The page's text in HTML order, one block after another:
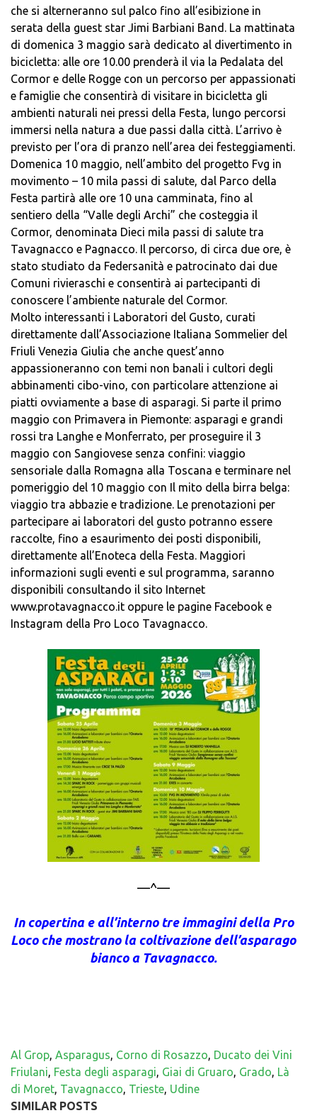
che si alterneranno sul palco fino all’esibizione in
serata della guest star Jimi Barbiani Band. La mattinata
di domenica 3 maggio sarà dedicato al divertimento in
bicicletta: alle ore 10.00 prenderà il via la Pedalata del
Cormor e delle Rogge con un percorso per appassionati
e famiglie che consentirà di visitare in bicicletta gli
ambienti naturali nei pressi della Festa, lungo percorsi
immersi nella natura a due passi dalla città. L’arrivo è
previsto per l’ora di pranzo nell’area dei festeggiamenti.
Domenica 10 maggio, nell’ambito del progetto Fvg in
movimento – 10 mila passi di salute, dal Parco della
Festa partirà alle ore 10 una camminata, fino al
sentiero della “Valle degli Archi” che costeggia il
Cormor, denominata Dieci mila passi di salute tra
Tavagnacco e Pagnacco. Il percorso, di circa due ore, è
stato studiato da Federsanità e patrocinato dai due
Comuni rivieraschi e consentirà ai partecipanti di
conoscere l’ambiente naturale del Cormor.
Molto interessanti i Laboratori del Gusto, curati
direttamente dall’Associazione Italiana Sommelier del
Friuli Venezia Giulia che anche quest’anno
appassioneranno con temi non banali i cultori degli
abbinamenti cibo-vino, con particolare attenzione ai
piatti ovviamente a base di asparagi. Si parte il primo
maggio con Primavera in Piemonte: asparagi e grandi
rossi tra Langhe e Monferrato, per proseguire il 3
maggio con Sangiovese senza confini: viaggio
sensoriale dalla Romagna alla Toscana e terminare nel
pomeriggio del 10 maggio con Il mito della birra belga:
viaggio tra abbazie e tradizione. Le prenotazioni per
partecipare ai laboratori del gusto potranno essere
raccolte, fino a esaurimento dei posti disponibili,
direttamente all’Enoteca della Festa. Maggiori
informazioni sugli eventi e sul programma, saranno
disponibili consultando il sito Internet
www.protavagnacco.it oppure le pagine Facebook e
Instagram della Pro Loco Tavagnacco.
—^—
In copertina e all’interno tre immagini della Pro
Loco che mostrano la coltivazione dell’asparago
bianco a Tavagnacco.
Al Grop, Asparagus, Corno di Rosazzo, Ducato dei Vini
Friulani, Festa degli asparagi, Giai di Gruaro, Grado, Là
di Moret, Tavagnacco, Trieste, Udine
SIMILAR POSTS